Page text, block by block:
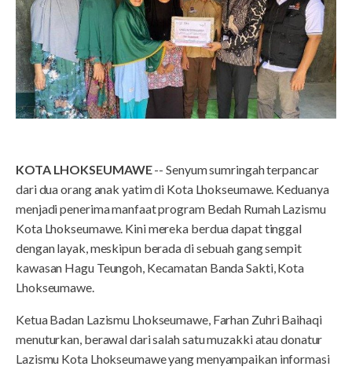
KOTA LHOKSEUMAWE-- Senyum sumringah terpancar
dari dua orang anak yatim di Kota Lhokseumawe. Keduanya
menjadi penerima manfaat program Bedah Rumah Lazismu
Kota Lhokseumawe. Kini mereka berdua dapat tinggal
dengan layak, meskipun berada di sebuah gang sempit
kawasan Hagu Teungoh, Kecamatan Banda Sakti, Kota
Lhokseumawe.
Ketua Badan Lazismu Lhokseumawe, Farhan Zuhri Baihaqi
menuturkan, berawal dari salah satu muzakki atau donatur
Lazismu Kota Lhokseumawe yang menyampaikan informasi